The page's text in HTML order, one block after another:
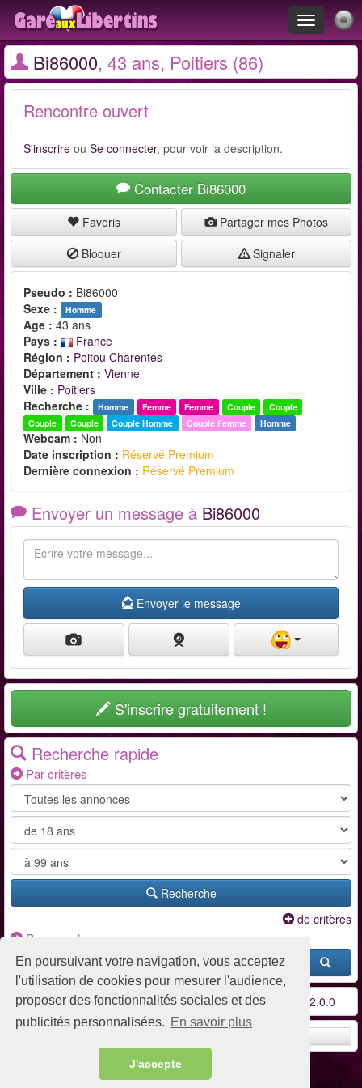
En poursuivant votre navigation, vous acceptez
l'utilisation de cookies pour mesurer l'audience,
proposer des fonctionnalités sociales et des
publicités personnalisées. En savoir plus
J'accepte
Toggle
navigation
Bi86000, 43 ans, Poitiers (86)
Rencontre ouvert
S'inscrire ou Se connecter, pour voir la description.
Contacter Bi86000
Favoris
Partager mes Photos
Bloquer
Signaler
Pseudo : Bi86000
Sexe :
Homme
Age : 43 ans
Pays :
France
Région : Poitou Charentes
Département : Vienne
Ville : Poitiers
Recherche :
Homme Femme Femme Couple
Couple
Couple
Couple Couple Homme Couple Femme Homme
Webcam : Non
Date inscription : Réservé Premium
Dernière connexion : Réservé Premium
Envoyer un message à Bi86000
Envoyer le message
S'inscrire gratuitement !
Recherche rapide
Par critères
Recherche
de critères
Par pseudo
Conditions d'utilisation-Contact / FAQ-Partenaires v2.0.0